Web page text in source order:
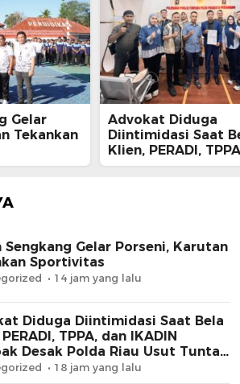
Gelar
Tekankan
Advokat Diduga
Diintimidasi Saat
Klien, PERADI,
IKADIN Kompak
Sengkang Gelar Porseni, Karutan
Sportivitas
14 jam yang lalu
Diduga Diintimidasi Saat Bela
TPPA, dan IKADIN
Desak Polda Riau Usut Tuntas
Premanisme
18 jam yang lalu